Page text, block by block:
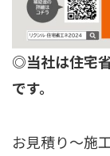
◎当社は住宅
です。
お見積り～施